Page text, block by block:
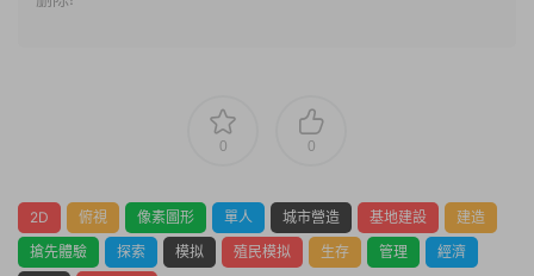
0 0
2D 俯視 像素圖形 單人 城市營造 基地建設
建造
搶先體驗
探索 模拟 殖民模拟 生存 管理
經濟